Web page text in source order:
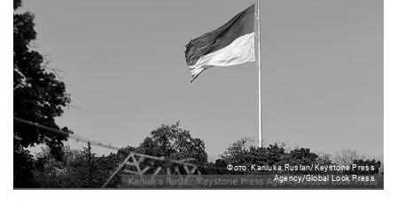
Фото: Kaniuka Ruslan/Keystone Press
Agency/Global Look Press